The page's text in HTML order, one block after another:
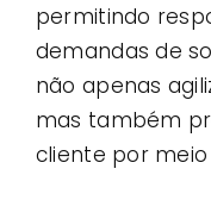
permitindo
demandas de
não apenas
mas também
cliente por